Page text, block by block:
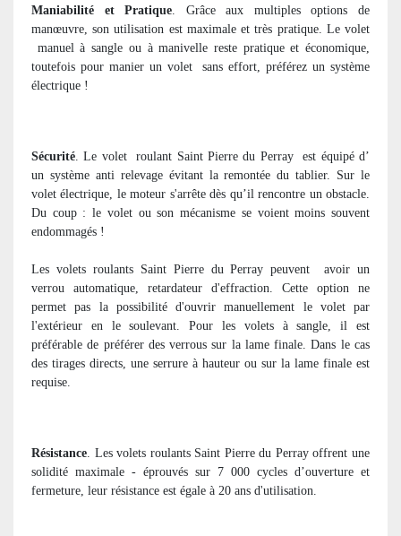
Maniabilité et Pratique . Grâce aux multiples options de
manœuvre, son utilisation est maximale et très pratique. Le volet
manuel à sangle ou à manivelle reste pratique et économique,
toutefois pour manier un volet
sans effort, préférez un système
électrique !
Sécurité . Le volet roulant Saint Pierre du Perray
est équipé d’
un système anti relevage évitant la remontée du tablier. Sur le
volet électrique, le moteur s'arrête dès qu’il rencontre un obstacle.
Du coup : le volet ou son mécanisme se voient moins souvent
endommagés !
Les volets roulants Saint Pierre du Perray peuvent
avoir un
verrou automatique, retardateur d'effraction. Cette option ne
permet pas la possibilité d'ouvrir manuellement le volet par
l'extérieur en le soulevant. Pour les volets à sangle, il est
préférable de préférer des verrous sur la lame finale. Dans le cas
des tirages directs, une serrure à hauteur ou sur la lame finale est
requise.
Résistance . Les volets roulants Saint Pierre du Perray offrent une
solidité maximale - éprouvés sur 7 000 cycles d’ouverture et
fermeture, leur résistance est égale à 20 ans d'utilisation.